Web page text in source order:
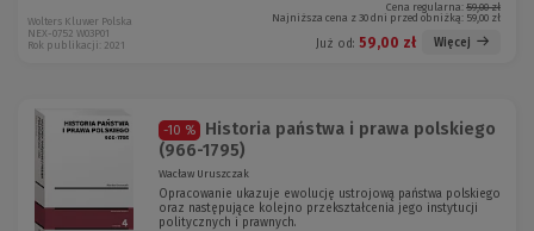
Cena regularna: 59,00 zł
Najniższa cena z 30 dni przed obniżką: 59,00 zł
Już od: 59,00 zł Więcej
Wolters Kluwer Polska
NEX-0752 W03P01
Rok publikacji: 2021
-10 %
Historia państwa i prawa polskiego
(966-1795)
Wacław Uruszczak
Opracowanie ukazuje ewolucję ustrojową państwa polskiego
oraz następujące kolejno przekształcenia jego instytucji
politycznych i prawnych.